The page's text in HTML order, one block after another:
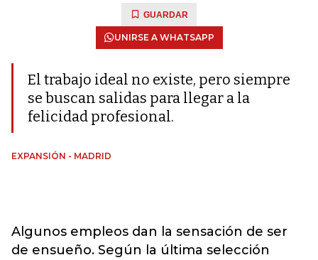
GUARDAR
UNIRSE A WHATSAPP
El trabajo ideal no existe, pero siempre
se buscan salidas para llegar a la
felicidad profesional.
EXPANSIÓN - MADRID
Algunos empleos dan la sensación de ser
de ensueño. Según la última selección